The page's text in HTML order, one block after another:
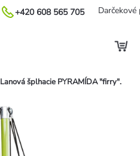
+420 608 565 705 Darčekové
Lanová šplhacie PYRAMÍDA "firry".